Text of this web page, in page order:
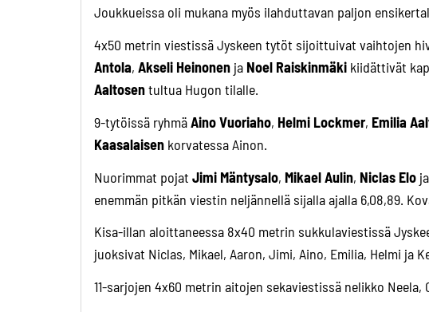
Joukkueissa oli mukana myös ilahduttavan paljon
4x50 metrin viestissä Jyskeen tytöt sijoittuivat vaihtojen
Antola, Akseli Heinonen ja Noel Raiskinmäkikiidättivät
Aaltosentultua Hugon tilalle.
9-tytöissä ryhmäAino Vuoriaho, Helmi Lockmer, Emilia
Kaasalaisenkorvatessa Ainon.
Nuorimmat pojat Jimi Mäntysalo, Mikael Aulin, Niclas Eloja
enemmän pitkän viestin neljännellä sijalla ajalla 6,08,89.
Kisa-illan aloittaneessa 8x40 metrin sukkulaviestissä
juoksivat Niclas, Mikael, Aaron, Jimi, Aino, Emilia, Helmi ja
11-sarjojen 4x60 metrin aitojen sekaviestissä nelikko